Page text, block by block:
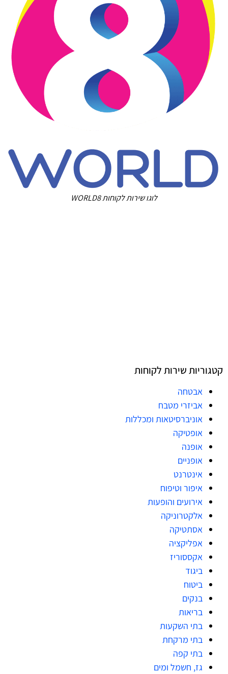
לוגו שירות לקוחות WORLD8
קטגוריות שירות לקוחות
אבטחה
אביזרי מטבח
אוניברסיטאות ומכללות
אופטיקה
אופנה
אופניים
אינטרנט
איפור וטיפוח
אירועים והופעות
אלקטרוניקה
אסתטיקה
אפליקציה
אקססוריז
ביגוד
ביטוח
בנקים
בריאות
בתי השקעות
בתי מרקחת
בתי קפה
גז, חשמל ומים